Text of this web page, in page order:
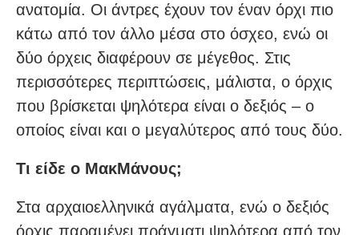
ανατομία. Οι άντρες έχουν τον έναν όρχι πιο
κάτω από τον άλλο μέσα στο όσχεο, ενώ οι
δύο όρχεις διαφέρουν σε μέγεθος. Στις
περισσότερες περιπτώσεις, μάλιστα, ο όρχις
που βρίσκεται ψηλότερα είναι ο δεξιός – ο
οποίος είναι και ο μεγαλύτερος από τους δύο.
Τι είδε ο ΜακΜάνους;
Στα αρχαιοελληνικά αγάλματα, ενώ ο δεξιός
όρχις παραμένει πράγματι ψηλότερα από τον